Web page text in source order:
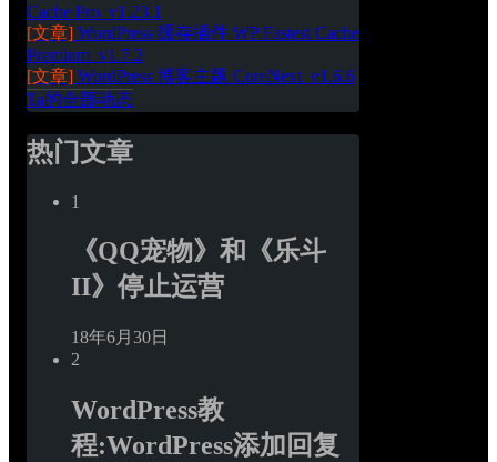
Cache Pro_v1.23.1
[文章] WordPress 缓存插件 WP Fastest Cache
Premium_v1.7.2
[文章] WordPress 博客主题 CoreNext_v1.6.6
Ta的全部动态
热门文章
1
《QQ宠物》和《乐斗
II》停止运营
18年6月30日
2
WordPress教
程:WordPress添加回复